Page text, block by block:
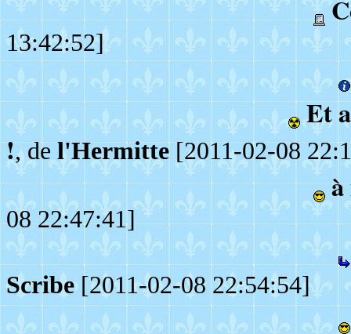
13:42:52]
Et
!, de l'Hermitte[2011-02-08
08 22:47:41]
Scribe[2011-02-08 22:54:54]